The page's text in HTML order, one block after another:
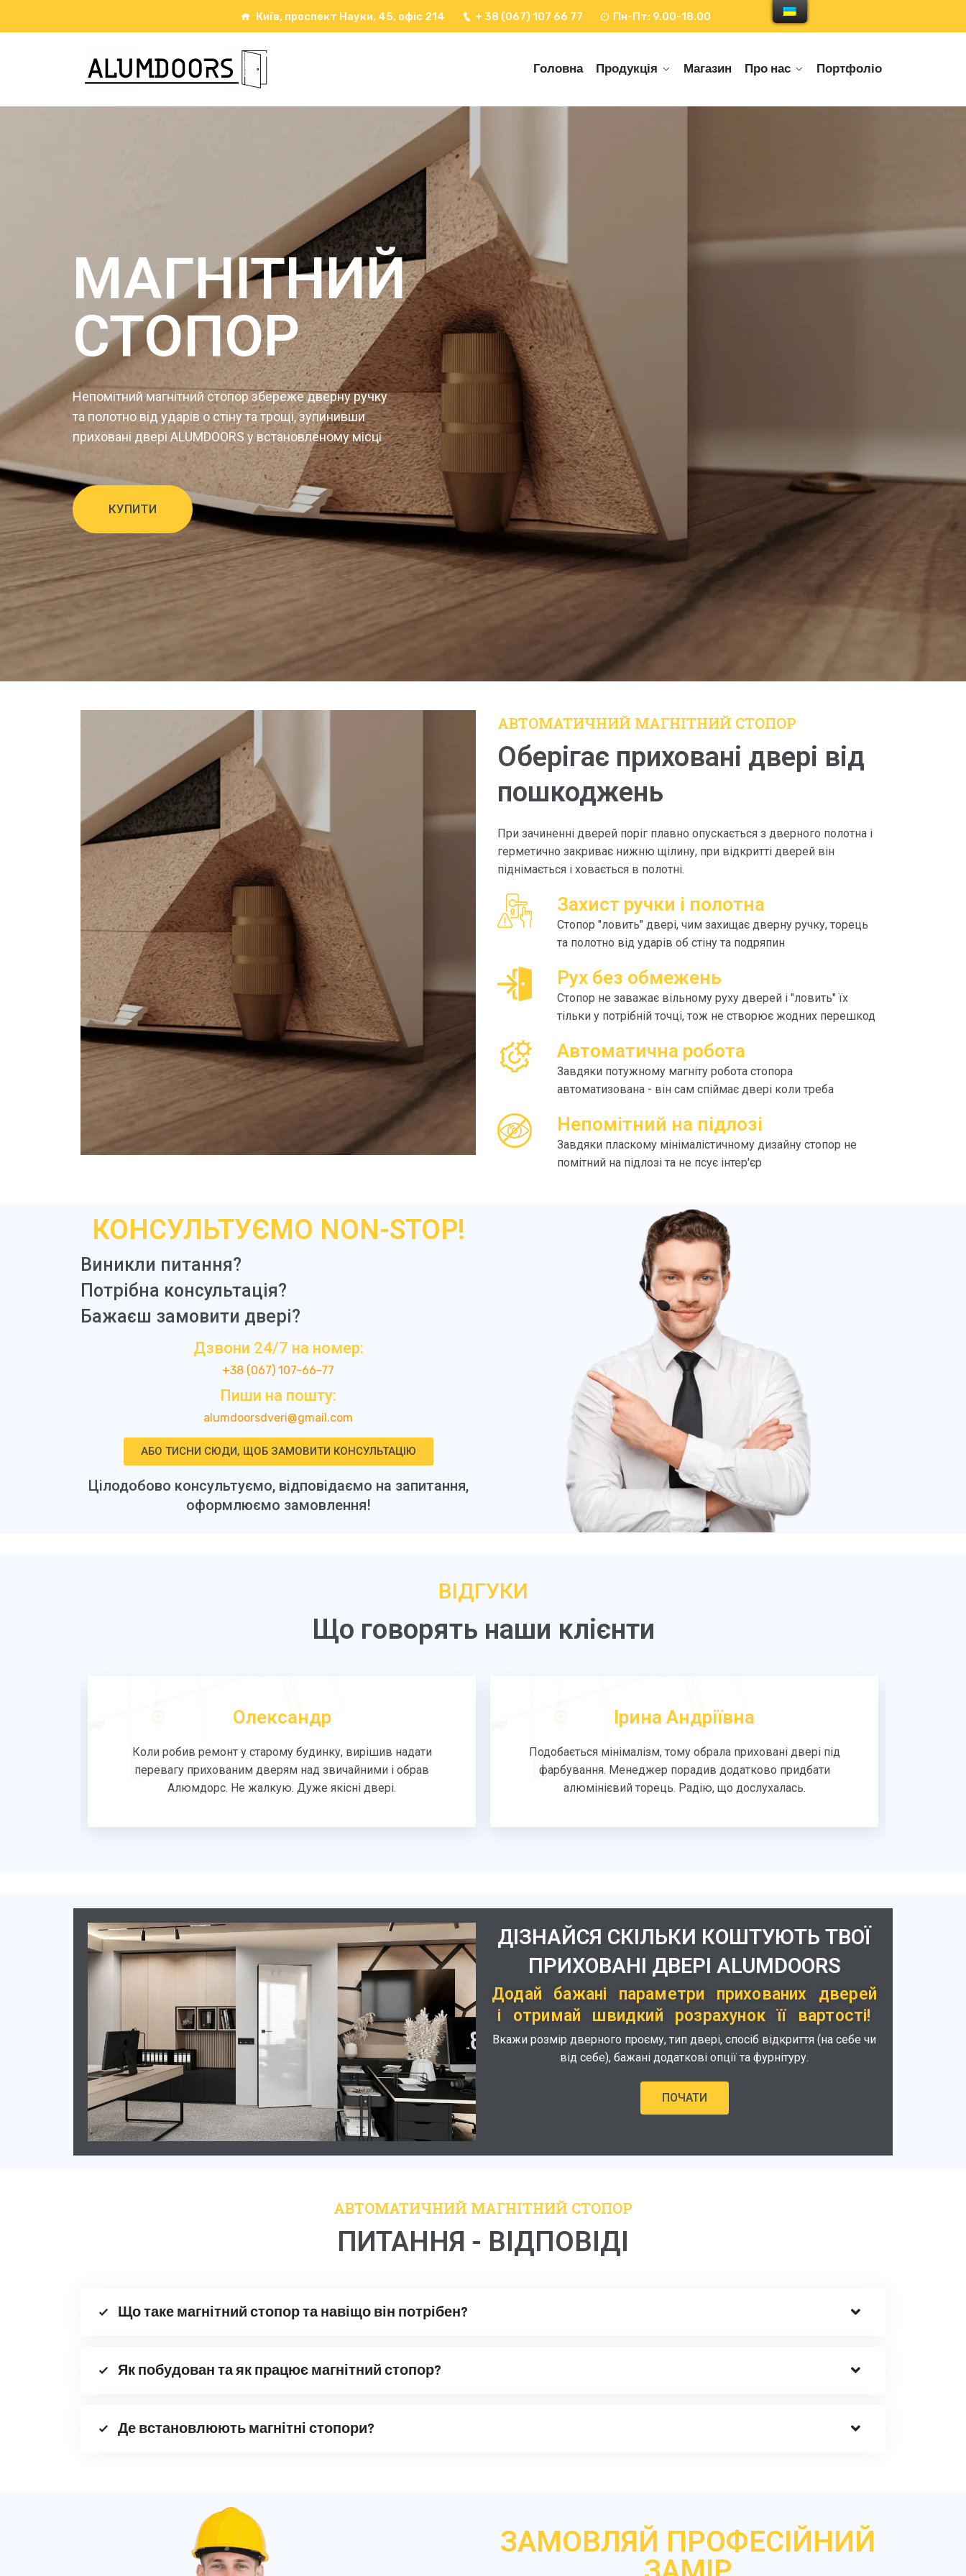
Київ, проспект Науки, 45, офіс 214 + 38 (067) 107 66 77 Пн-Пт: 9.00-18.00
Головна Продукція Магазин Про нас Портфоліо
МАГНІТНИЙ
СТОПОР
Непомітний магнітний стопор збереже дверну ручку
та полотно від ударів о стіну та трощі, зупинивши
приховані двері ALUMDOORS у встановленому місці
КУПИТИ
АВТОМАТИЧНИЙ МАГНІТНИЙ СТОПОР
Оберігає приховані двері від
пошкоджень
При зачиненні дверей поріг плавно опускається з дверного полотна і
герметично закриває нижню щілину, при відкритті дверей він
піднімається і ховається в полотні.
Захист ручки і полотна
Стопор "ловить" двері, чим захищає дверну ручку, торець
та полотно від ударів об стіну та подряпин
Рух без обмежень
Стопор не заважає вільному руху дверей і "ловить" їх
тільки у потрібній точці, тож не створює жодних перешкод
Автоматична робота
Завдяки потужному магніту робота стопора
автоматизована - він сам спіймає двері коли треба
Непомітний на підлозі
Завдяки пласкому мінімалістичному дизайну стопор не
помітний на підлозі та не псує інтер'єр
КОНСУЛЬТУЄМО NON-STOP!
Виникли питання?
Потрібна консультація?
Бажаєш замовити двері?
Дзвони 24/7 на номер:
+38 (067) 107-66-77
Пиши на пошту:
alumdoorsdveri@gmail.com
АБО ТИСНИ СЮДИ, ЩОБ ЗАМОВИТИ КОНСУЛЬТАЦІЮ
Цілодобово консультуємо, відповідаємо на запитання,
оформлюємо замовлення!
ВІДГУКИ
Що говорять наши клієнти
Олександр
Коли робив ремонт у старому будинку, вирішив надати
перевагу прихованим дверям над звичайними і обрав
Алюмдорс. Не жалкую. Дуже якісні двері.
Ірина Андріївна
Подобається мінімалізм, тому обрала приховані двері під
фарбування. Менеджер порадив додатково придбати
алюмінієвий торець. Радію, що дослухалась.
ДІЗНАЙСЯ СКІЛЬКИ КОШТУЮТЬ ТВОЇ
ПРИХОВАНІ ДВЕРІ ALUMDOORS
Додай бажані параметри прихованих дверей
і отримай швидкий розрахунок її вартості!
Вкажи розмір дверного проєму, тип двері, спосіб відкриття (на себе чи
від себе), бажані додаткові опції та фурнітуру.
ПОЧАТИ
АВТОМАТИЧНИЙ МАГНІТНИЙ СТОПОР
ПИТАННЯ - ВІДПОВІДІ
Що таке магнітний стопор та навіщо він потрібен?
Як побудован та як працює магнітний стопор?
Де встановлюють магнітні стопори?
ЗАМОВЛЯЙ ПРОФЕСІЙНИЙ